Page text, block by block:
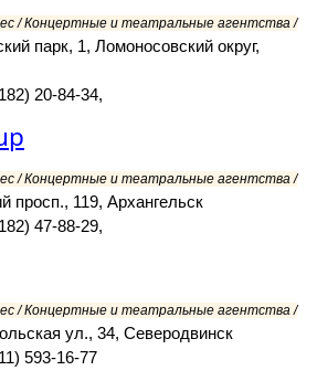
/ Концертные и театральные агентства /
парк, 1, Ломоносовский округ,
20-84-34,
/ Концертные и театральные агентства /
просп., 119, Архангельск
47-88-29,
/ Концертные и театральные агентства /
ул., 34, Северодвинск
593-16-77